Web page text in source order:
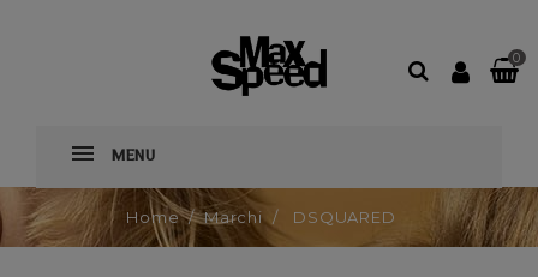
0
MENU
Home Marchi DSQUARED